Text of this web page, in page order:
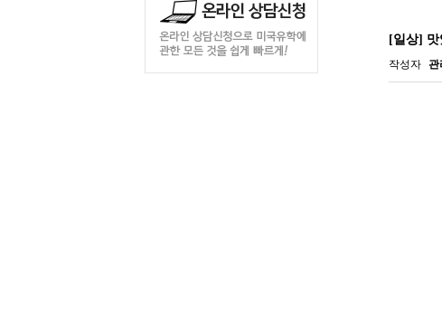
[일상] 맛
작성자 관